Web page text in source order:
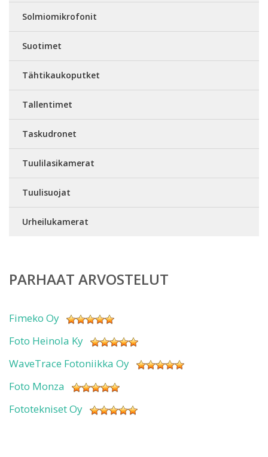
Solmiomikrofonit
Suotimet
Tähtikaukoputket
Tallentimet
Taskudronet
Tuulilasikamerat
Tuulisuojat
Urheilukamerat
PARHAAT ARVOSTELUT
Fimeko Oy
Foto Heinola Ky
WaveTrace Fotoniikka Oy
Foto Monza
Fototekniset Oy